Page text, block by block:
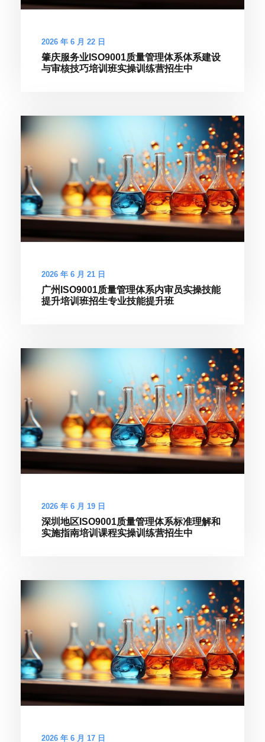
2026 年 6 月 22 日
肇庆服务业ISO9001质量管理体系体系建设
与审核技巧培训班实操训练营招生中
2026 年 6 月 21 日
广州ISO9001质量管理体系内审员实操技能
提升培训班招生专业技能提升班
2026 年 6 月 19 日
深圳地区ISO9001质量管理体系标准理解和
实施指南培训课程实操训练营招生中
2026 年 6 月 17 日